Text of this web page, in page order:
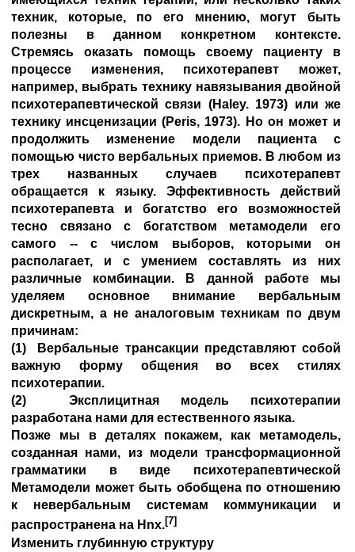
техник, которые, по его мнению, могут быть
полезны в данном конкретном контексте.
Стремясь оказать помощь своему пациенту в
процессе изменения, психотерапевт может,
например, выбрать технику навязывания двойной
психотерапевтической связи (Haley. 1973) или же
технику инсценизации (Peris, 1973). Но он может и
продолжить изменение модели пациента с
помощью чисто вербальных приемов. В любом из
трех названных случаев психотерапевт
обращается к языку. Эффективность действий
психотерапевта и богатство его возможностей
тесно связано с богатством метамодели его
самого -- с числом выборов, которыми он
располагает, и с умением составлять из них
различные комбинации. В данной работе мы
уделяем основное внимание вербальным
дискретным, а не аналоговым техникам по двум
причинам:
(1) Вербальные трансакции представляют собой
важную форму общения во всех стилях
психотерапии.
(2) Эксплицитная модель психотерапии
разработана нами для естественного языка.
Позже мы в деталях покажем, как метамодель,
созданная нами, из модели трансформационной
грамматики в виде психотерапевтической
Метамодели может быть обобщена по отношению
к невербальным системам коммуникации и
распространена на Hnx.[7]
Изменить глубинную структуру